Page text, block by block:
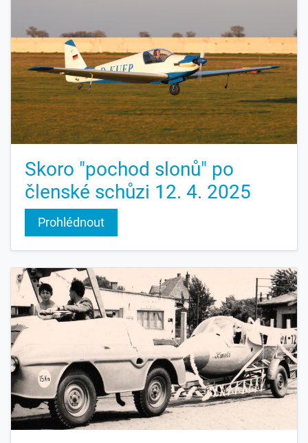
Skoro "pochod slonů" po
členské schůzi 12. 4. 2025
Prohlédnout